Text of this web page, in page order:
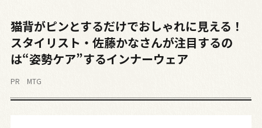
猫背がピンとするだけでおしゃれに見える！
スタイリスト・佐藤かなさんが注目するの
は“姿勢ケア”するインナーウェア
PR MTG